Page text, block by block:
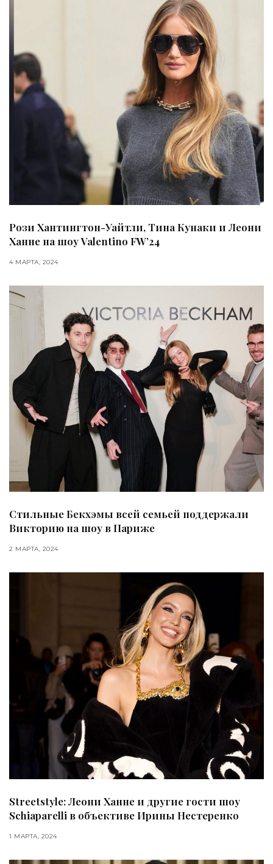
Рози Хантингтон-Уайтли, Тина Кунаки и Леони
Ханне на шоу Valentino FW’24
4 МАРТА, 2024
Стильные Бекхэмы всей семьей поддержали
Викторию на шоу в Париже
2 МАРТА, 2024
Streetstyle: Леони Ханне и другие гости шоу
Schiaparelli в объективе Ирины Нестеренко
1 МАРТА, 2024